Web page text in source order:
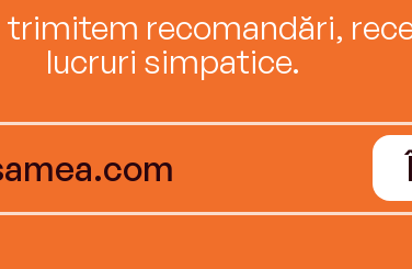
recomandări,
lucruri simpatice.